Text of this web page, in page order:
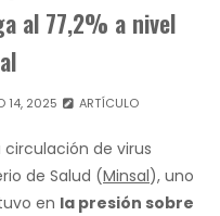
al 77,2% a nivel
14, 2025 ARTÍCULO
de virus
de Salud (Minsal), uno
en la presión sobre